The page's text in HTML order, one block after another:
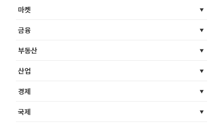
마켓
금융
부동산
산업
경제
국제